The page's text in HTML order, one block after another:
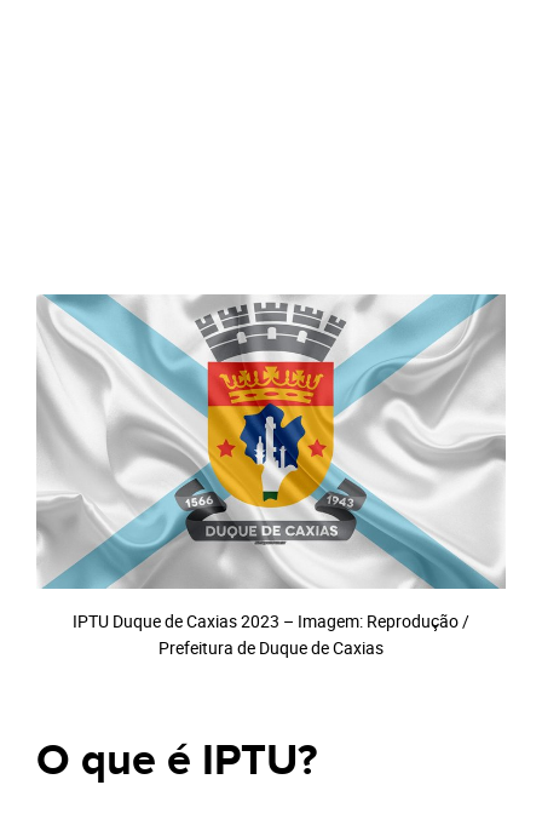
IPTU Duque de Caxias 2023 – Imagem: Reprodução /
Prefeitura de Duque de Caxias
O que é IPTU?